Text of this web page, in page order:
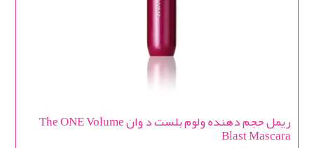
ریمل حجم دهنده ولوم بلست د وان The ONE Volume
Blast Mascara